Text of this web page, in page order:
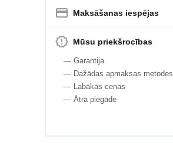
Maksāšanas iespējas
Mūsu priekšrocības
— Garantija
— Dažādas apmaksas metodes
— Labākās cenas
— Ātra piegāde